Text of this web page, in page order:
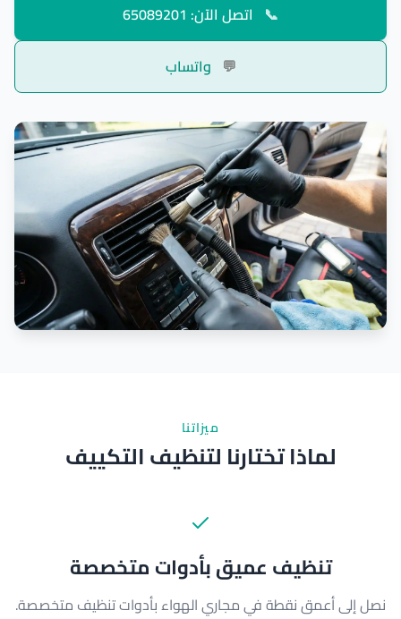
📞 اتصل الآن: 65089201
💬 واتساب
ميزاتنا
لماذا تختارنا لتنظيف التكييف
تنظيف عميق بأدوات متخصصة
نصل إلى أعمق نقطة في مجاري الهواء بأدوات تنظيف متخصصة.